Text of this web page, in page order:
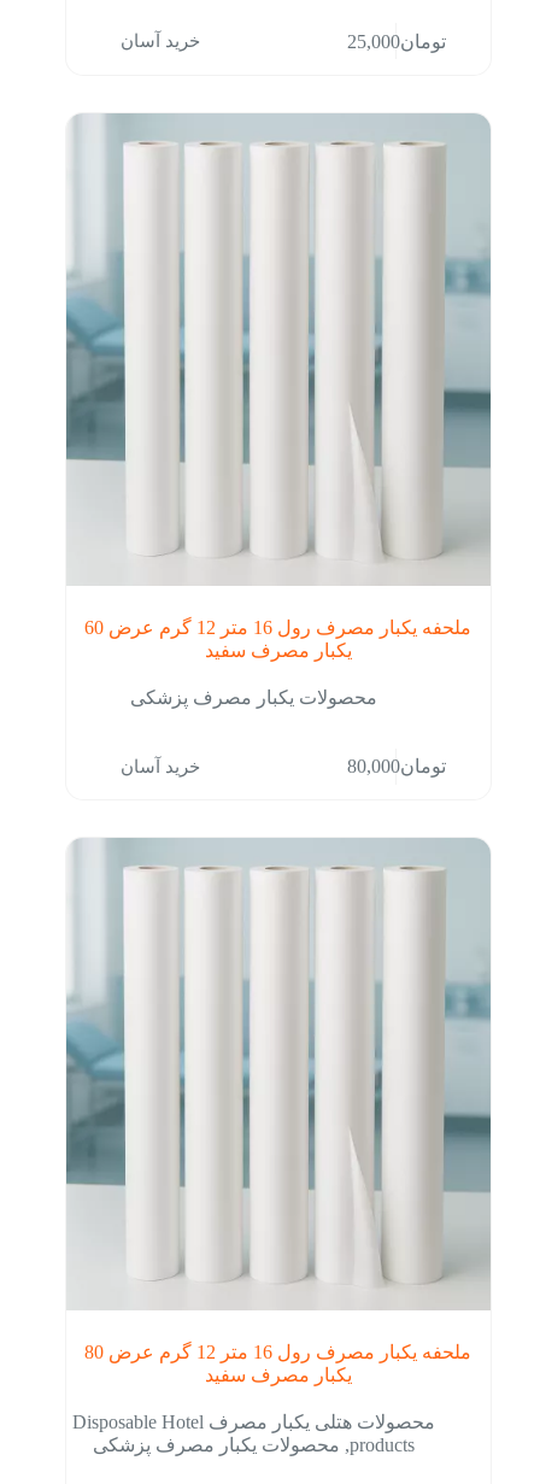
تومان25,000 خرید آسان
ملحفه یکبار مصرف رول 16 متر 12 گرم عرض 60
یکبار مصرف سفید
محصولات یکبار مصرف پزشکی
تومان80,000 خرید آسان
ملحفه یکبار مصرف رول 16 متر 12 گرم عرض 80
یکبار مصرف سفید
محصولات هتلی یکبار مصرف Disposable Hotel
products
, محصولات یکبار مصرف پزشکی